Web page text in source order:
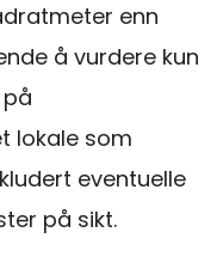
enn
å vurdere kun
lokale som
eventuelle
på sikt.